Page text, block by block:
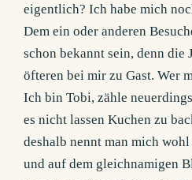
eigentlich? Ich habe mich
Dem ein oder anderen
schon bekannt sein, denn die
öfteren bei mir zu Gast. Wer
Ich bin Tobi, zähle
es nicht lassen Kuchen zu
deshalb nennt man mich
und auf dem gleichnamigen